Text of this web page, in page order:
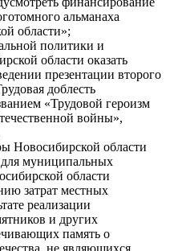
альманаха
области»;
политики и
области оказать
презентации второго
доблесть
«Трудовой героизм
войны»,
Новосибирской области
для муниципальных
области
затрат местных
реализации
и других
память о
не являющихся